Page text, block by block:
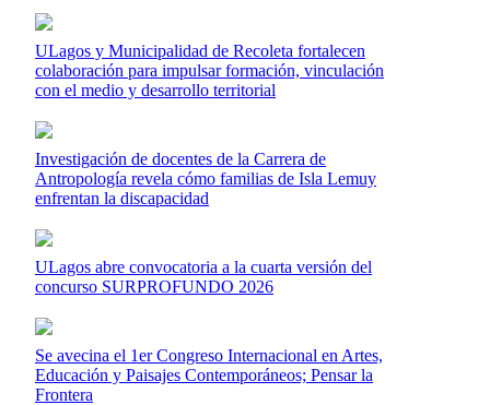
ULagos y Municipalidad de Recoleta fortalecen
colaboración para impulsar formación, vinculación
con el medio y desarrollo territorial
Investigación de docentes de la Carrera de
Antropología revela cómo familias de Isla Lemuy
enfrentan la discapacidad
ULagos abre convocatoria a la cuarta versión del
concurso SURPROFUNDO 2026
Se avecina el 1er Congreso Internacional en Artes,
Educación y Paisajes Contemporáneos; Pensar la
Frontera